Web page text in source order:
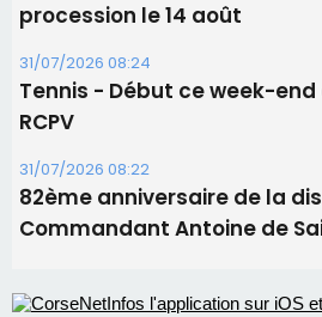
Les plus lus
Satine Nomary est la nouvelle
d'un spectacle qui ne reviendra
Bastia – Le festival Porto
avant le concert de Mosimann
consommation en recul dans